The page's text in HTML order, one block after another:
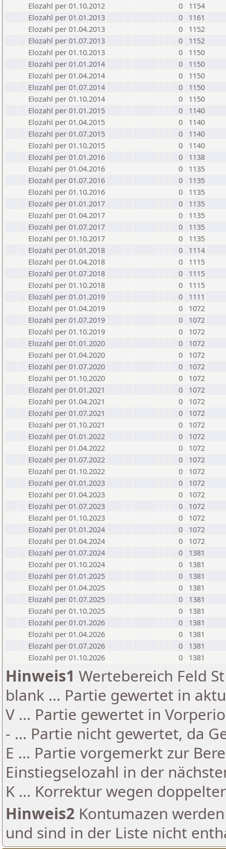
Elozahl per 01.10.2012
0
1154
Elozahl per 01.01.2013
0
1161
Elozahl per 01.04.2013
0
1152
Elozahl per 01.07.2013
0
1152
Elozahl per 01.10.2013
0
1150
Elozahl per 01.01.2014
0
1150
Elozahl per 01.04.2014
0
1150
Elozahl per 01.07.2014
0
1150
Elozahl per 01.10.2014
0
1150
Elozahl per 01.01.2015
0
1140
Elozahl per 01.04.2015
0
1140
Elozahl per 01.07.2015
0
1140
Elozahl per 01.10.2015
0
1140
Elozahl per 01.01.2016
0
1138
Elozahl per 01.04.2016
0
1135
Elozahl per 01.07.2016
0
1135
Elozahl per 01.10.2016
0
1135
Elozahl per 01.01.2017
0
1135
Elozahl per 01.04.2017
0
1135
Elozahl per 01.07.2017
0
1135
Elozahl per 01.10.2017
0
1135
Elozahl per 01.01.2018
0
1114
Elozahl per 01.04.2018
0
1115
Elozahl per 01.07.2018
0
1115
Elozahl per 01.10.2018
0
1115
Elozahl per 01.01.2019
0
1111
Elozahl per 01.04.2019
0
1072
Elozahl per 01.07.2019
0
1072
Elozahl per 01.10.2019
0
1072
Elozahl per 01.01.2020
0
1072
Elozahl per 01.04.2020
0
1072
Elozahl per 01.07.2020
0
1072
Elozahl per 01.10.2020
0
1072
Elozahl per 01.01.2021
0
1072
Elozahl per 01.04.2021
0
1072
Elozahl per 01.07.2021
0
1072
Elozahl per 01.10.2021
0
1072
Elozahl per 01.01.2022
0
1072
Elozahl per 01.04.2022
0
1072
Elozahl per 01.07.2022
0
1072
Elozahl per 01.10.2022
0
1072
Elozahl per 01.01.2023
0
1072
Elozahl per 01.04.2023
0
1072
Elozahl per 01.07.2023
0
1072
Elozahl per 01.10.2023
0
1072
Elozahl per 01.01.2024
0
1072
Elozahl per 01.04.2024
0
1072
Elozahl per 01.07.2024
0
1381
Elozahl per 01.10.2024
0
1381
Elozahl per 01.01.2025
0
1381
Elozahl per 01.04.2025
0
1381
Elozahl per 01.07.2025
0
1381
Elozahl per 01.10.2025
0
1381
Elozahl per 01.01.2026
0
1381
Elozahl per 01.04.2026
0
1381
Elozahl per 01.07.2026
0
1381
Elozahl per 01.10.2026
0 1381
Hinweis1 Wertebereich Feld
blank ... Partie gewertet in
V ... Partie gewertet in
- ... Partie nicht gewertet, da
E ... Partie vorgemerkt zur
Einstiegselozahl in der
K ... Korrektur wegen
Hinweis2 Kontumazen
und sind in der Liste nicht